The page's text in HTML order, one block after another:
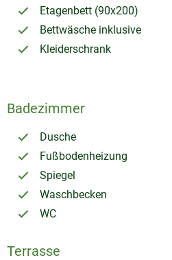
Etagenbett (90x200)
Bettwäsche inklusive
Kleiderschrank
Badezimmer
Dusche
Fußbodenheizung
Spiegel
Waschbecken
WC
Terrasse